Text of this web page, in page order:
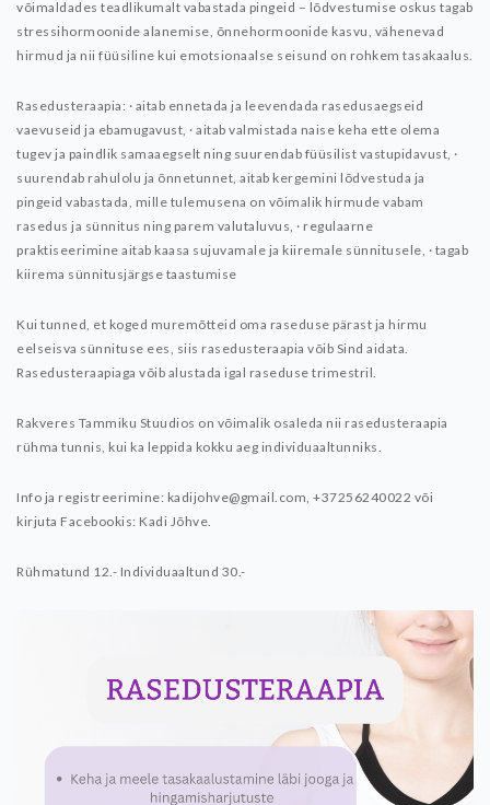
võimaldades teadlikumalt vabastada pingeid – lõdvestumise oskus tagab
stressihormoonide alanemise, õnnehormoonide kasvu, vähenevad
hirmud ja nii füüsiline kui emotsionaalse seisund on rohkem tasakaalus.
Rasedusteraapia: · aitab ennetada ja leevendada rasedusaegseid
vaevuseid ja ebamugavust, · aitab valmistada naise keha ette olema
tugev ja paindlik samaaegselt ning suurendab füüsilist vastupidavust, ·
suurendab rahulolu ja õnnetunnet, aitab kergemini lõdvestuda ja
pingeid vabastada, mille tulemusena on võimalik hirmude vabam
rasedus ja sünnitus ning parem valutaluvus, · regulaarne
praktiseerimine aitab kaasa sujuvamale ja kiiremale sünnitusele, · tagab
kiirema sünnitusjärgse taastumise
Kui tunned, et koged muremõtteid oma raseduse pärast ja hirmu
eelseisva sünnituse ees, siis rasedusteraapia võib Sind aidata.
Rasedusteraapiaga võib alustada igal raseduse trimestril.
Rakveres Tammiku Stuudios on võimalik osaleda nii rasedusteraapia
rühma tunnis, kui ka leppida kokku aeg individuaaltunniks.
Info ja registreerimine: kadijohve@gmail.com, +37256240022 või
kirjuta Facebookis: Kadi Jõhve.
Rühmatund 12.- Individuaaltund 30.-